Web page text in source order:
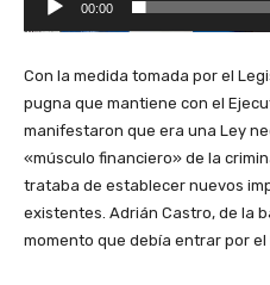
d
e
v
í
d
e
o
00:00
Con la medida tomada por el
pugna que mantiene con el
manifestaron que era una Ley
«músculo financiero» de la
trataba de establecer nuevos
existentes. Adrián Castro, de la
momento que debía entrar por el